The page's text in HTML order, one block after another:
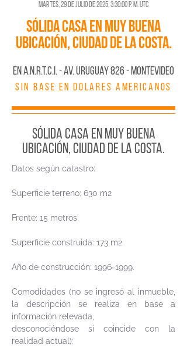
martes, 29 de julio de 2025, 3:30:00 p. m. UTC
Sólida casa en muy buena
ubicación, Ciudad de la Costa.
En A.N.R.T.C.I. - AV. URUGUAY 826 - MONTEVIDEO
SIN BASE EN DOLARES AMERICANOS
Sólida casa en muy buena
ubicación, Ciudad de la Costa.
Datos según catastro:
Superficie terreno: 630 m2
Frente: 15 metros
Superficie construida: 173 m2
Año de construcción: 1996-1999.
Comodidades (no se ingresó al inmueble,
la descripción se realiza en base a
información relevada,
desconociéndose si coincide con la
realidad actual):